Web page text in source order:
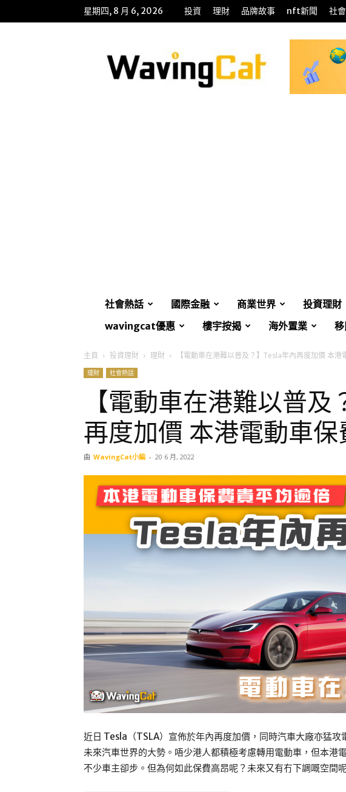
星期四, 8 月 6, 2026 投資 理財 品牌故事 nft新聞 社
招
財
貓
社會熱話 國際金融 商業世界 投資理財
wavingcat優惠
樓宇按揭 海外置業
主頁 投資理財 理財 【電動車在港難以普及？】Tesla年內再度加價 本
理財 社會熱話
【電動車在港難以普及
再度加價 本港電動車
由 WavingCat小編 - 20 6 月, 2022
近日 Tesla（TSLA）宣佈於年內再度加價，同時汽車大廠亦猛
未來汽車世界的大勢。唔少港人都積極考慮轉用電動車，但本港
不少車主卻步。但為何如此保費高昂呢？未來又有冇下調嘅空間